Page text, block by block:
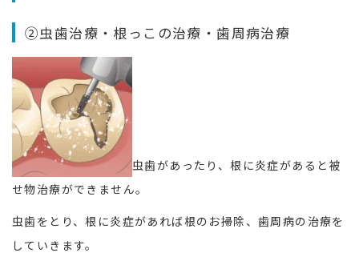
②虫歯治療・根っこの治療・歯周病治療
虫歯があったり、根に炎症があると被
せ物治療ができません。
虫歯をとり、根に炎症があれば根のお掃除、歯周病の治療を
していきます。